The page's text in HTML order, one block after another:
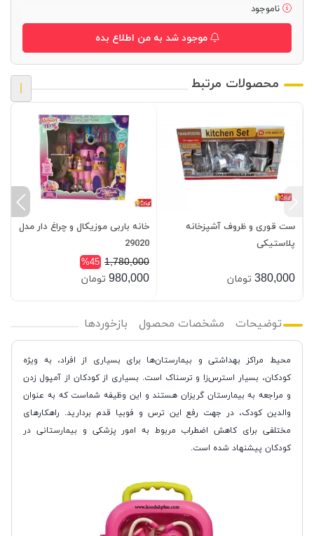
ناموجود
موجود شد به من اطلاع بده
محصولات مرتبط
ست قوری و ظروف آشپزخانه
پلاستیکی
380,000 تومان
خانه باربی موزیکال و چراغ دار مدل
29020
1,780,000
%45
980,000 تومان
توضیحات مشخصات محصول بازخوردها
محیط مراکز بهداشتی و بیمارستان‌ها برای بسیاری از افراد، به ویژه
کودکان، بسیار استرس‌زا و ترسناک است. بسیاری از کودکان از آمپول زدن
و مراجعه به بیمارستان گریزان هستند و این وظیفه شماست که به عنوان
والدین کودک، در جهت رفع این ترس و فوبیا قدم بردارید. راهکارهای
مختلفی برای کاهش اضطراب مربوط به امور پزشکی و بیمارستانی در
کودکان پیشنهاد شده است.